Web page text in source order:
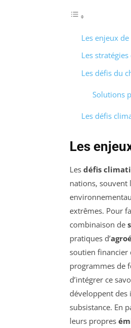
Les enjeux
Les
Les défis du
Solutions
Les défis
Les
Les défis
nations, souvent
extrêmes. Pour
combinaison de
pratiques d’
soutien financier
programmes de
d’intégrer ce
développent
subsistance. En
leurs propres